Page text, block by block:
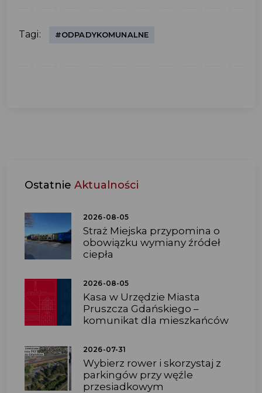
Tagi: #ODPADYKOMUNALNE
Ostatnie Aktualności
2026-08-05
Straż Miejska przypomina o
obowiązku wymiany źródeł
ciepła
2026-08-05
Kasa w Urzędzie Miasta
Pruszcza Gdańskiego –
komunikat dla mieszkańców
2026-07-31
Wybierz rower i skorzystaj z
parkingów przy węźle
przesiadkowym